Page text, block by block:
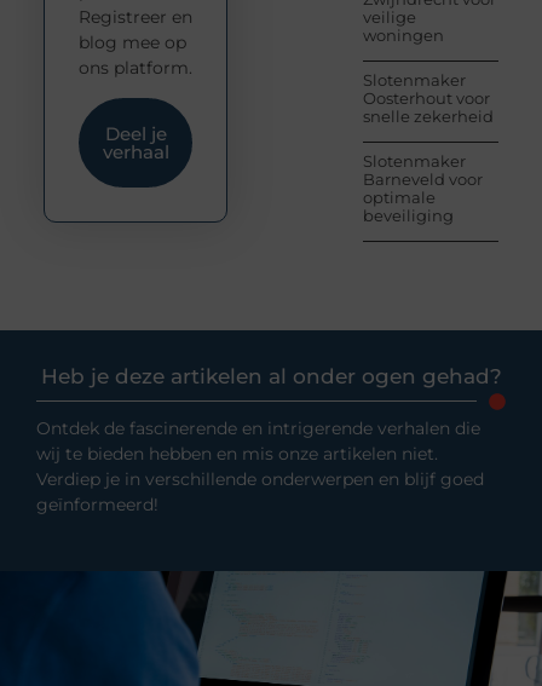
veilige
woningen
Slotenmaker
Oosterhout voor
snelle zekerheid
Slotenmaker
Barneveld voor
optimale
beveiliging
Registreer en
blog mee op
ons platform.
Deel je
verhaal
Heb je deze artikelen al onder ogen gehad?
Ontdek de fascinerende en intrigerende verhalen die
wij te bieden hebben en mis onze artikelen niet.
Verdiep je in verschillende onderwerpen en blijf goed
geïnformeerd!